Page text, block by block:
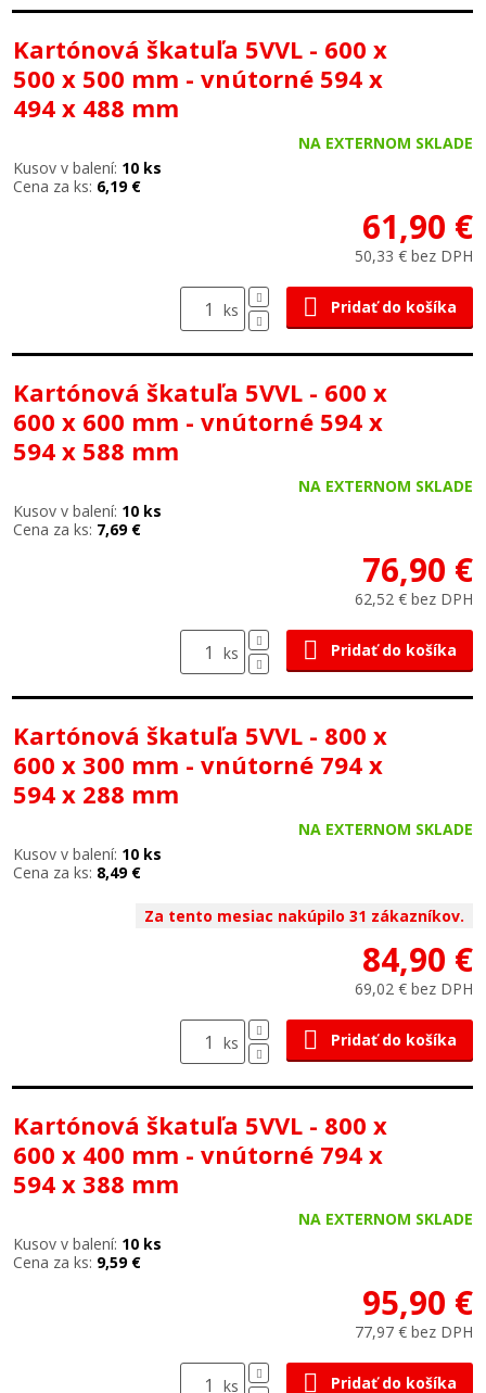
Kartónová škatuľa 5VVL - 600 x
500 x 500 mm - vnútorné 594 x
494 x 488 mm
NA EXTERNOM SKLADE
Kusov v balení: 10 ks
Cena za ks: 6,19 €
61,90 €
50,33 € bez DPH
ks Pridať do košíka
Kartónová škatuľa 5VVL - 600 x
600 x 600 mm - vnútorné 594 x
594 x 588 mm
NA EXTERNOM SKLADE
Kusov v balení: 10 ks
Cena za ks: 7,69 €
76,90 €
62,52 € bez DPH
ks Pridať do košíka
Kartónová škatuľa 5VVL - 800 x
600 x 300 mm - vnútorné 794 x
594 x 288 mm
NA EXTERNOM SKLADE
Kusov v balení: 10 ks
Cena za ks: 8,49 €
Za tento mesiac nakúpilo 31 zákazníkov.
84,90 €
69,02 € bez DPH
ks Pridať do košíka
Kartónová škatuľa 5VVL - 800 x
600 x 400 mm - vnútorné 794 x
594 x 388 mm
NA EXTERNOM SKLADE
Kusov v balení: 10 ks
Cena za ks: 9,59 €
95,90 €
77,97 € bez DPH
ks Pridať do košíka